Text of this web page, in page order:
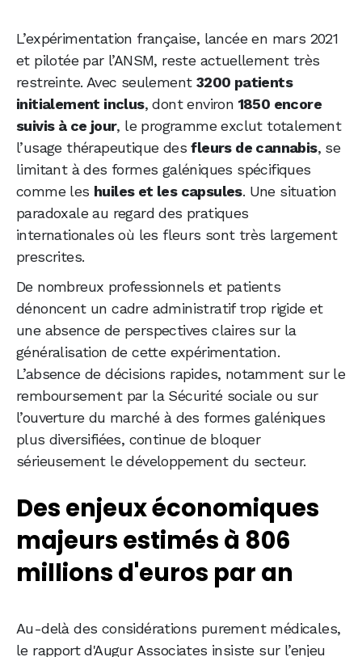
L’expérimentation française, lancée en mars 2021
et pilotée par l’ANSM, reste actuellement très
restreinte. Avec seulement 3200 patients
initialement inclus, dont environ 1850 encore
suivis à ce jour, le programme exclut totalement
l’usage thérapeutique desfleurs de cannabis, se
limitant à des formes galéniques spécifiques
comme les huiles et les capsules. Une situation
paradoxale au regard des pratiques
internationales où les fleurs sont très largement
prescrites.
De nombreux professionnels et patients
dénoncent un cadre administratif trop rigide et
une absence de perspectives claires sur la
généralisation de cette expérimentation.
L’absence de décisions rapides, notamment sur le
remboursement par la Sécurité sociale ou sur
l’ouverture du marché à des formes galéniques
plus diversifiées, continue de bloquer
sérieusement le développement du secteur.
Des enjeux économiques
majeurs estimés à 806
millions d'euros par an
Au-delà des considérations purement médicales,
le rapport d'Augur Associates insiste sur l’enjeu